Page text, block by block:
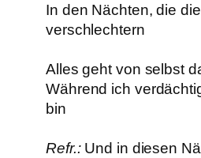
In den Nächten, die
verschlechtern
Alles geht von selbst
Während ich
bin
Refr.:Und in diesen